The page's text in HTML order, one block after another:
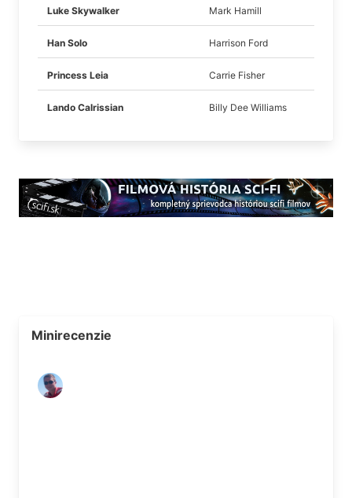
Luke Skywalker Mark Hamill
Han Solo Harrison Ford
Princess Leia Carrie Fisher
Lando Calrissian Billy Dee Williams
Minirecenzie